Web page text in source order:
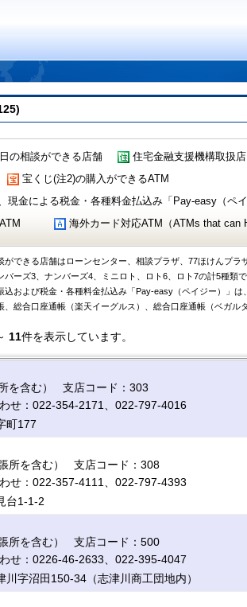
の相談ができる店舗 住宅金融支援機構取扱店
宝くじ(注2)の購入ができるATM
現金による税金・各種料金払込み「Pay-easy（ペ
海外カード対応ATM（ATMs that can
ができる店舗はローンセンター、相談プラザ、77ほけんプラ
バーズ3、ナンバーズ4、ミニロト、ロト6、ロト7の計5種類で
込および税金・各種料金払込み「Pay-easy（ペイジー）」は
、総合口座通帳（楽天イーグルス）、総合口座通帳（ベガル
11件を表示しています。
を含む） 支店コード：303
せ：022-354-2171、022-797-4016
町177
所を含む） 支店コード：308
せ：022-357-4111、022-797-4393
台1-1-2
所を含む） 支店コード：500
せ：0226-46-2633、022-395-4047
字沼田150-34（志津川商工団地内）